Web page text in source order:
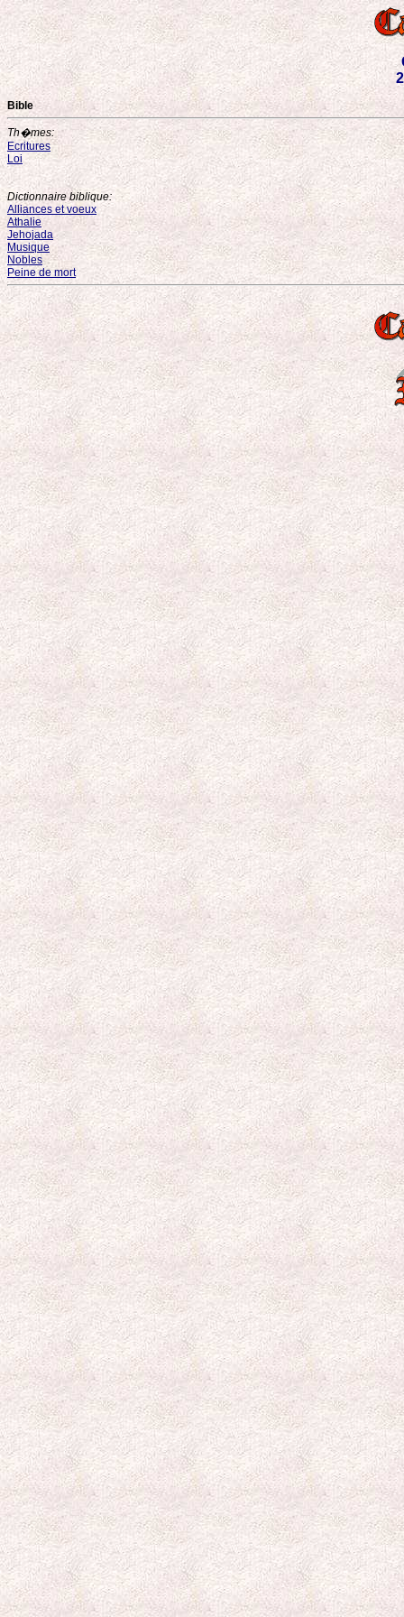
Bible
Th�mes:
Ecritures
Loi
Dictionnaire biblique:
Alliances et voeux
Athalie
Jehojada
Musique
Nobles
Peine de mort